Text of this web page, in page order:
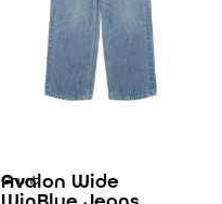
Grunt
Avalon Wide